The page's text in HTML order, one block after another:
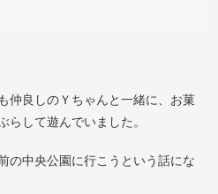
仲良しのＹちゃんと一緒に、お菓
らして遊んでいました。
の中央公園に行こうという話にな